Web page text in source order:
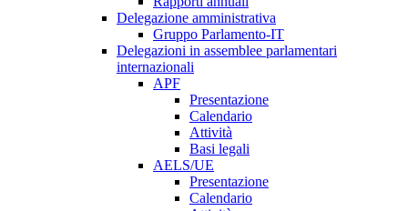
Delegazione amministrativa
Gruppo Parlamento-IT
Delegazioni in assemblee parlamentari
internazionali
APF
Presentazione
Calendario
Attività
Basi legali
AELS/UE
Presentazione
Calendario